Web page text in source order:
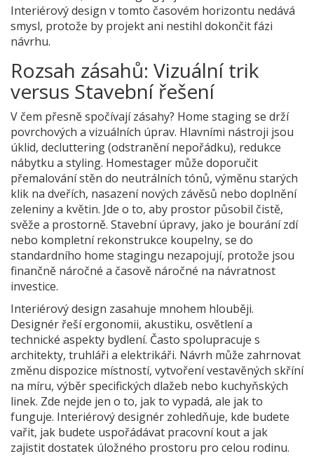
Interiérový design v tomto časovém horizontu nedává
smysl, protože by projekt ani nestihl dokončit fázi
návrhu.
Rozsah zásahů: Vizuální trik
versus Stavební řešení
V čem přesně spočívají zásahy? Home staging se drží
povrchových a vizuálních úprav. Hlavními nástroji jsou
úklid, decluttering (odstranění nepořádku), redukce
nábytku a styling. Homestager může doporučit
přemalování stěn do neutrálních tónů, výměnu starých
klik na dveřích, nasazení nových závěsů nebo doplnění
zeleniny a květin. Jde o to, aby prostor působil čistě,
svěže a prostorně. Stavební úpravy, jako je bourání zdí
nebo kompletní rekonstrukce koupelny, se do
standardního home stagingu nezapojují, protože jsou
finančně náročné a časově náročné na návratnost
investice.
Interiérový design zasahuje mnohem hlouběji.
Designér řeší ergonomii, akustiku, osvětlení a
technické aspekty bydlení. Často spolupracuje s
architekty, truhláři a elektrikáři. Návrh může zahrnovat
změnu dispozice místností, vytvoření vestavěných skříní
na míru, výběr specifických dlažeb nebo kuchyňských
linek. Zde nejde jen o to, jak to vypadá, ale jak to
funguje. Interiérový designér zohledňuje, kde budete
vařit, jak budete uspořádávat pracovní kout a jak
zajistit dostatek úložného prostoru pro celou rodinu.